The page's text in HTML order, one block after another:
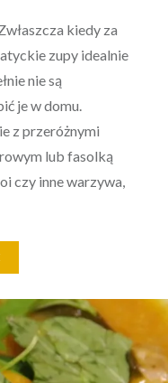
kiedy za
zupy idealnie
nie są
je w domu.
z przeróżnymi
lub fasolką
czy inne warzywa,